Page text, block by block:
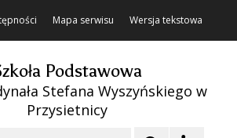
Mapa serwisu Wersja tekstowa
Podstawowa
Stefana Wyszyńskiego w
Przysietnicy